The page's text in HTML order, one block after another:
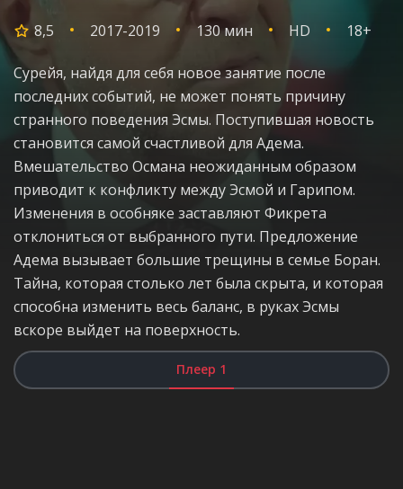
8,5 2017-2019 130 мин HD 18+
Сурейя, найдя для себя новое занятие после
последних событий, не может понять причину
странного поведения Эсмы. Поступившая новость
становится самой счастливой для Адема.
Вмешательство Османа неожиданным образом
приводит к конфликту между Эсмой и Гарипом.
Изменения в особняке заставляют Фикрета
отклониться от выбранного пути. Предложение
Адема вызывает большие трещины в семье Боран.
Тайна, которая столько лет была скрыта, и которая
способна изменить весь баланс, в руках Эсмы
вскоре выйдет на поверхность.
Плеер 1